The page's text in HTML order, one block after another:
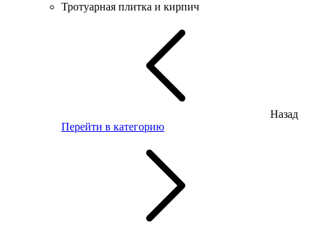
Тротуарная плитка и кирпич
Назад
Перейти в категорию